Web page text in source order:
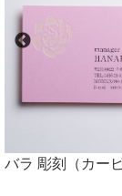
バラ 彫刻（カー